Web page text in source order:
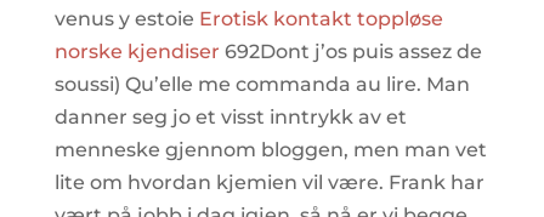
venus y estoie Erotisk kontakt toppløse
norske kjendiser 692Dont j’os puis assez de
soussi) Qu’elle me commanda au lire. Man
danner seg jo et visst inntrykk av et
menneske gjennom bloggen, men man vet
lite om hvordan kjemien vil være. Frank har